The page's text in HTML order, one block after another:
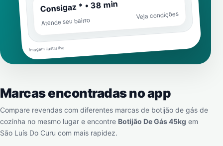
Consigaz * • 38 min
Atende seu bairro
Veja condições
Imagem ilustrativa
Marcas encontradas no app
Compare revendas com diferentes marcas de botijão de gás de
cozinha no mesmo lugar e encontre Botijão De Gás 45kg em
São Luís Do Curu com mais rapidez.